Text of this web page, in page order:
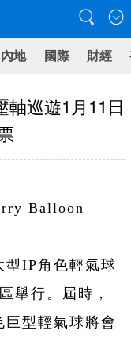
內地 國際 財經
軸巡遊1月11日
Balloon
IP角色輕氣球
舉行。屆時，
型輕氣球將會